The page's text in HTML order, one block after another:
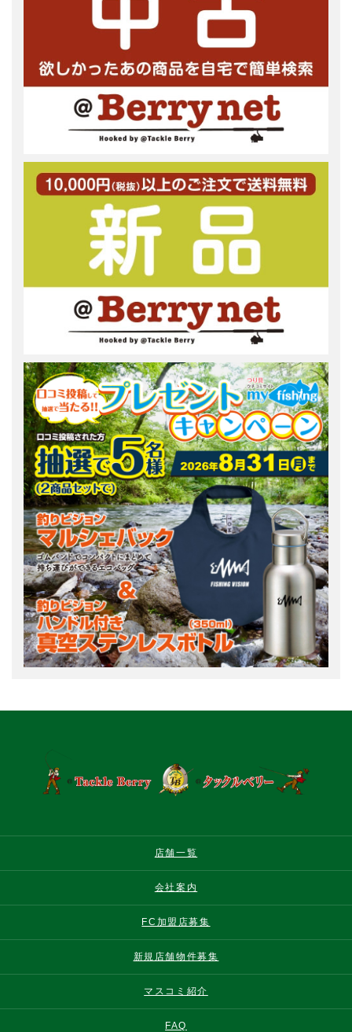
店舗一覧
会社案内
FC加盟店募集
新規店舗物件募集
マスコミ紹介
FAQ